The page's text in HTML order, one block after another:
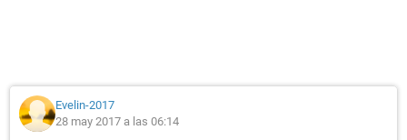
Evelin-2017
28 may 2017 a las 06:14